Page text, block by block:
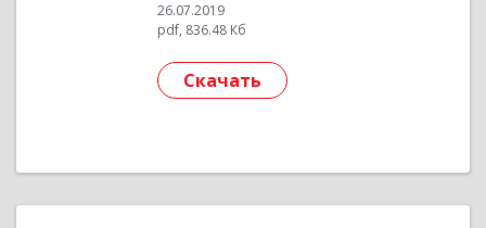
26.07.2019
pdf, 836.48 Кб
Скачать